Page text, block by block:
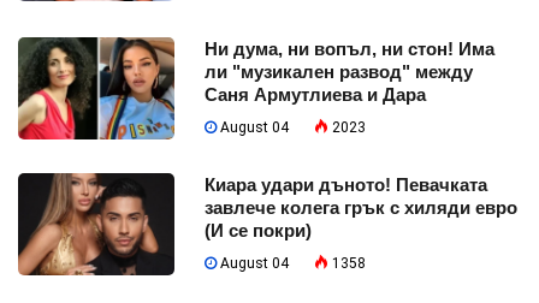
Ни дума, ни вопъл, ни стон! Има
ли "музикален развод" между
Саня Армутлиева и Дара
August 04 2023
Киара удари дъното! Певачката
завлече колега грък с хиляди евро
(И се покри)
August 04 1358